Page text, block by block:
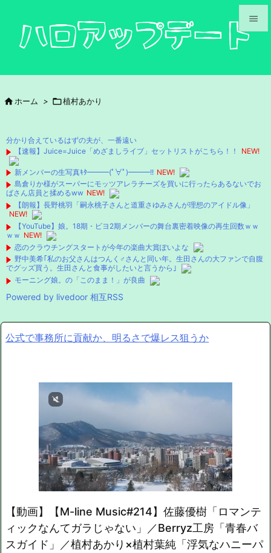



次へ
検索
 ホーム > 植村あかり
分かり合えているはずの夫が、一番遠い
【速報】Juice=Juice「めざましライブ」セットリストがこちら！！
NEW!
新メンバーの生写真ｷﾀ━━━(ﾟ∀ﾟ)━━━!! NEW!
島倉りか様がスーパーにモッツアレラチーズを買いに行ったらあるないでお
ばさん店員と揉めるww NEW!
【朗報】長野桃羽「嗣永桃子さんと道重さゆみさんが理想のアイドル像」
NEW!
【YouTube】娘。18期・ビヨ2期メンバーの舞台裏密着映像の再生回数ｗｗ
ｗｗ NEW!
恋のクラウチングスタートが今年の楽曲大賞ぽいよな
野中美希｢私のお父さんはつんく♂さんと同い年。生田さんの大ファンで自腹
でグッズ買う。生田さんと食事がしたいと言うから｣
モーニング娘。の「このまま！」が良曲
Powered by livedoor 相互RSS
公式で事務所に貢献か、明るさで爆レス狙うか
【動画】【M-line Music#214】佐藤優樹「ロマンテ
ィックなんてガラじゃない」／Berryz工房「青春バ
スガイド」／植村あかり×植村葉純「浮気なハニーパ